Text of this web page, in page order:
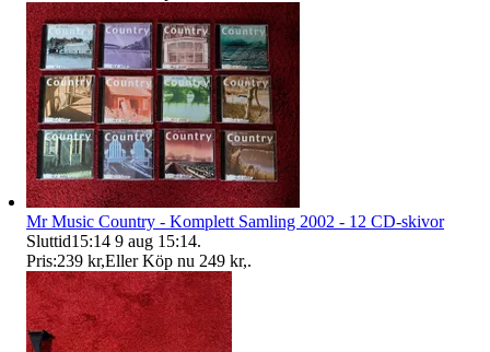
Mr Music Country - Komplett Samling 2002 - 12 CD-skivor
Sluttid15:14 9 aug 15:14.
Pris:239 kr,Eller Köp nu 249 kr,.